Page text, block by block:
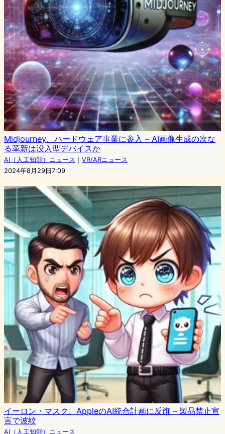
Midjourney、ハードウェア事業に参入 – AI画像生成の次な
る革新は没入型デバイスか
AI（人工知能）ニュース ｜ VR/ARニュース
2024年8月29日7:09
イーロン・マスク、AppleのAI統合計画に反旗 – 製品禁止宣
言で波紋
AI（人工知能）ニュース